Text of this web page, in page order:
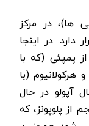
ها)، در مرکز
دارد. در اینجا
پمپئی (که با
(با
آپولو در حال
از پلوپونز، که